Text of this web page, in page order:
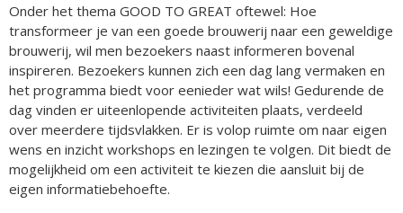
Onder het thema GOOD TO GREAT oftewel: Hoe
transformeer je van een goede brouwerij naar een geweldige
brouwerij, wil men bezoekers naast informeren bovenal
inspireren. Bezoekers kunnen zich een dag lang vermaken en
het programma biedt voor eenieder wat wils! Gedurende de
dag vinden er uiteenlopende activiteiten plaats, verdeeld
over meerdere tijdsvlakken. Er is volop ruimte om naar eigen
wens en inzicht workshops en lezingen te volgen. Dit biedt de
mogelijkheid om een activiteit te kiezen die aansluit bij de
eigen informatiebehoefte.